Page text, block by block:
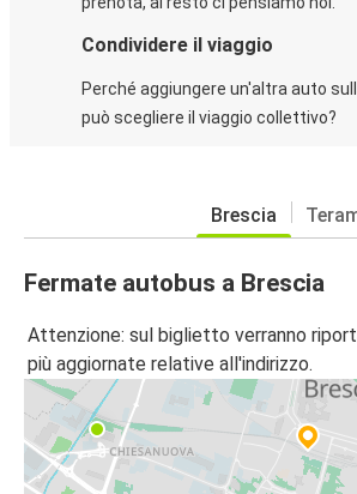
Condividere il viaggio
Perché aggiungere un'altra auto
può scegliere il viaggio collettivo?
Brescia
Fermate autobus a Brescia
Attenzione: sul biglietto verranno
più aggiornate relative all'indirizzo.